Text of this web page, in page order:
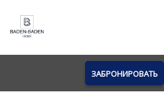
ЗАБРОНИРОВАТЬ